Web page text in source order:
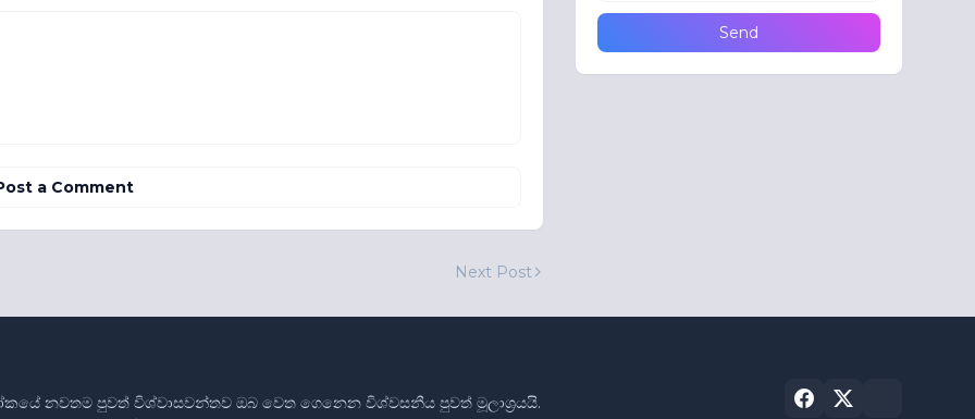
a Comment
Next Post
නවතම පුවත් විශ්වාසවන්තව ඔබ වෙත ගෙනෙන විශ්වසනීය පුවත් මූලාශ්‍රයයි.